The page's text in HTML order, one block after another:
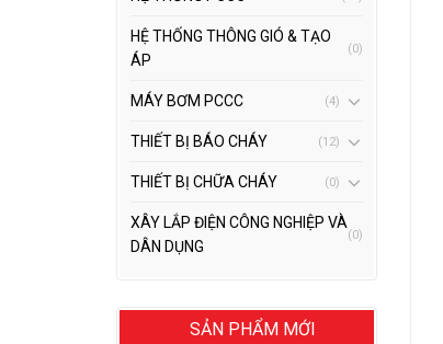
HỆ THỐNG THÔNG GIÓ & TẠO
ÁP
(0)
MÁY BƠM PCCC (4)
THIẾT BỊ BÁO CHÁY (12)
THIẾT BỊ CHỮA CHÁY (0)
XÂY LẮP ĐIỆN CÔNG NGHIỆP VÀ
DÂN DỤNG
(0)
SẢN PHẨM MỚI